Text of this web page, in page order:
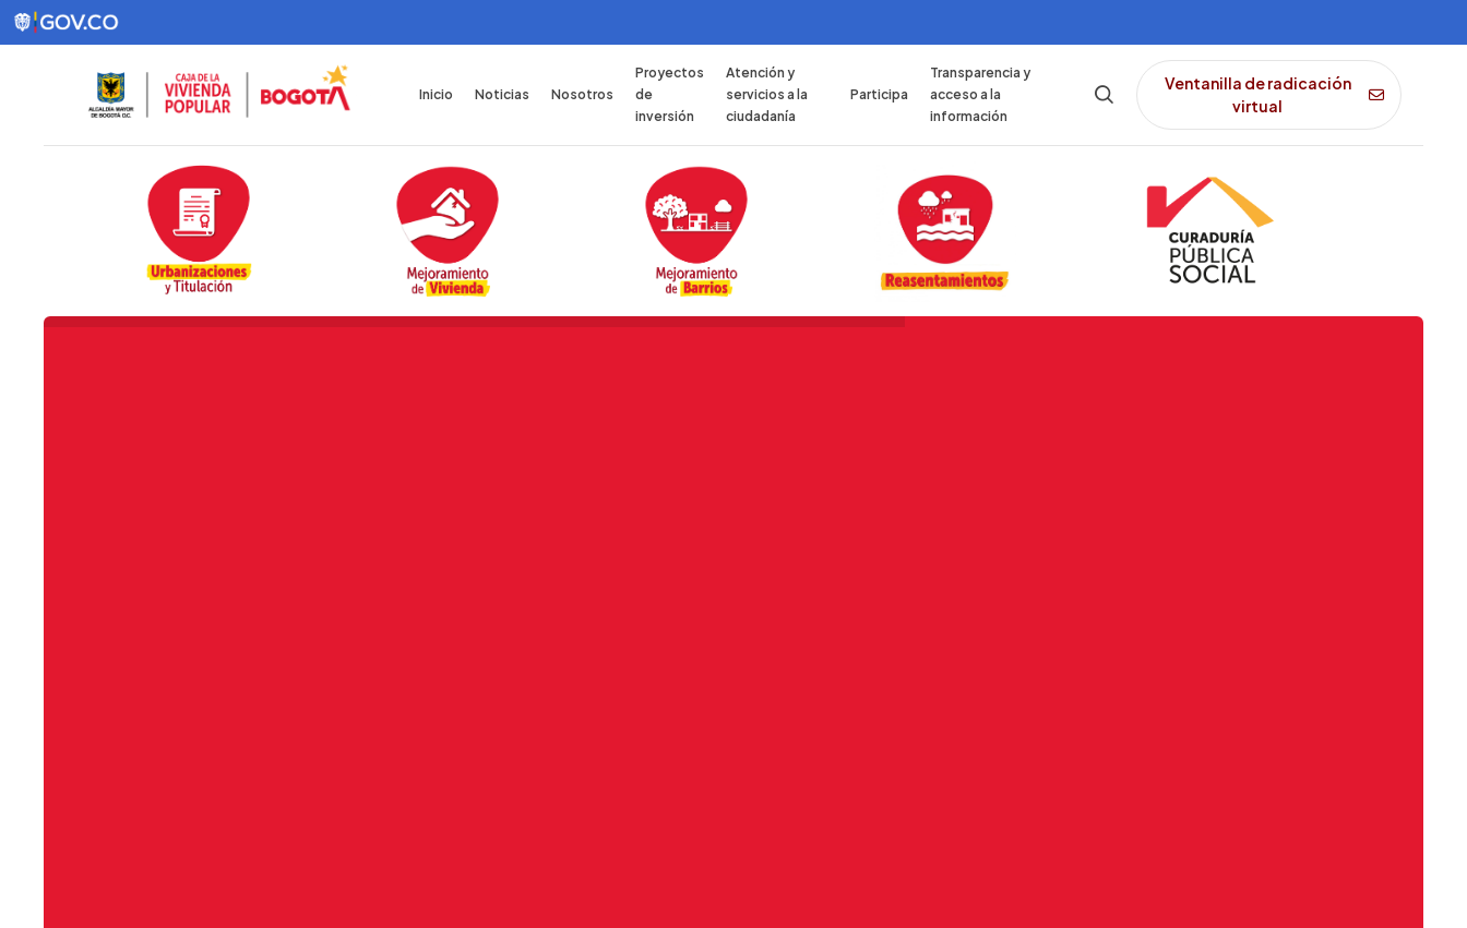
Inicio Noticias Nosotros
Proyectos
de
inversión
Atención y
servicios a la
ciudadanía
Participa
Transparencia y
acceso a la
información
Ventanilla de radicación
virtual